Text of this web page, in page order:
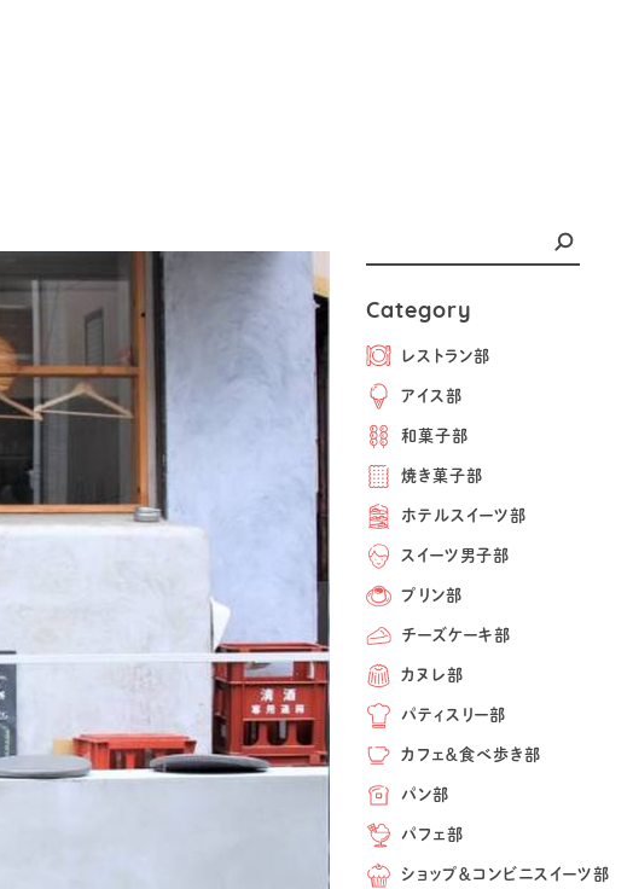
Category
レストラン部
アイス部
和菓子部
焼き菓子部
ホテルスイーツ部
スイーツ男子部
プリン部
チーズケーキ部
カヌレ部
パティスリー部
カフェ＆食べ歩き部
パン部
パフェ部
ショップ＆コンビニスイーツ部